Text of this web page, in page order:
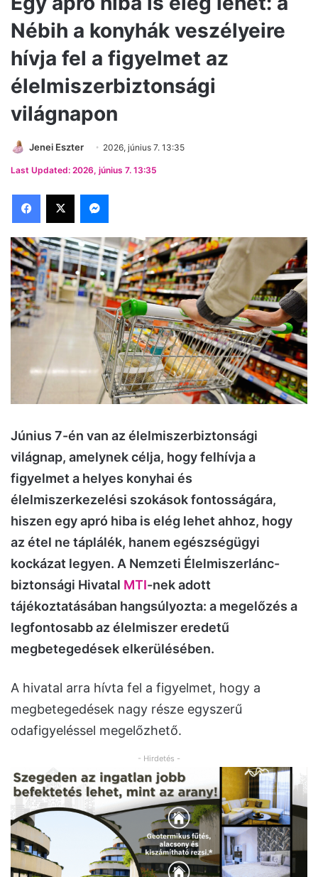
Nébih a konyhák veszélyeire
hívja fel a figyelmet az
élelmiszerbiztonsági
világnapon
Jenei Eszter 2026, június 7. 13:35
Last Updated: 2026, június 7. 13:35
Facebook
X Messenger
Június 7-én van az élelmiszerbiztonsági
világnap, amelynek célja, hogy felhívja a
figyelmet a helyes konyhai és
élelmiszerkezelési szokások fontosságára,
hiszen egy apró hiba is elég lehet ahhoz, hogy
az étel ne táplálék, hanem egészségügyi
kockázat legyen. A Nemzeti Élelmiszerlánc-
biztonsági Hivatal MTI-nek adott
tájékoztatásában hangsúlyozta: a megelőzés a
legfontosabb az élelmiszer eredetű
megbetegedések elkerülésében.
A hivatal arra hívta fel a figyelmet, hogy a
megbetegedések nagy része egyszerű
odafigyeléssel megelőzhető.
- Hirdetés -